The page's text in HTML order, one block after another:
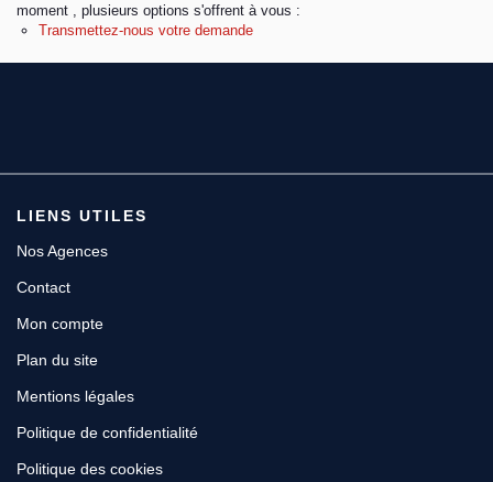
Espace client
moment , plusieurs options s'offrent à vous :
Transmettez-nous votre demande
LIENS UTILES
Nos Agences
Contact
Mon compte
Plan du site
Mentions légales
Politique de confidentialité
Politique des cookies